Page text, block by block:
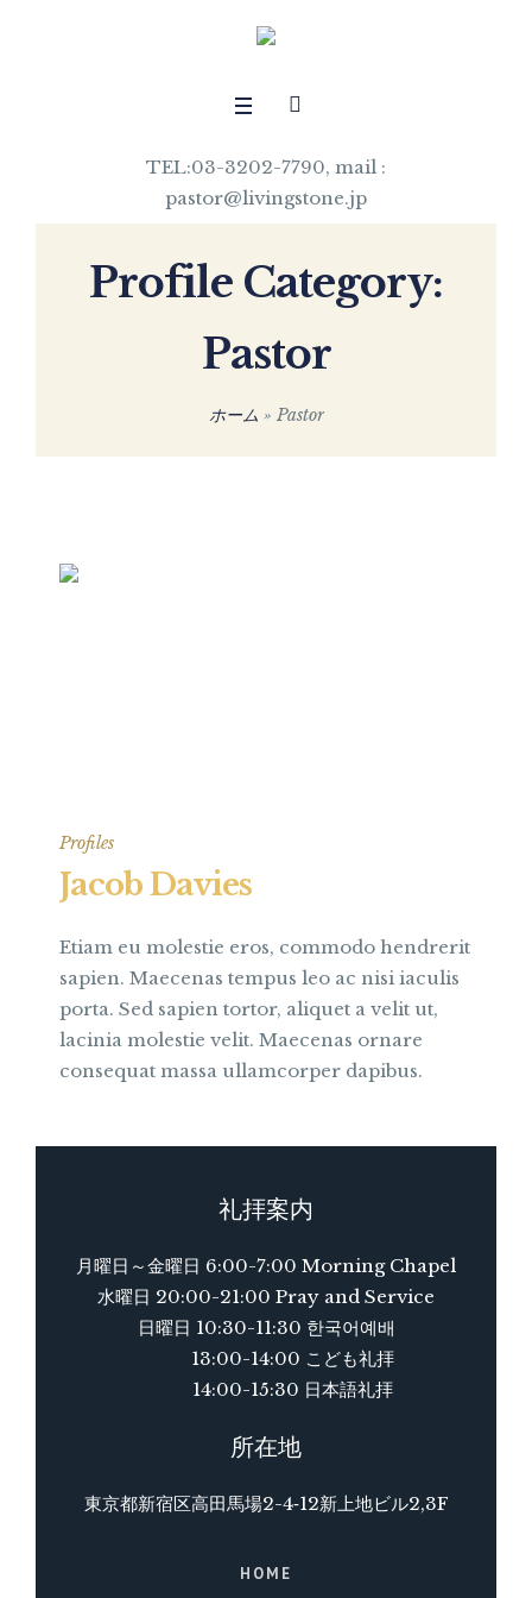
TEL:03-3202-7790, mail :
pastor@livingstone.jp
Profile Category:
Pastor
ホーム » Pastor
Profiles
Jacob Davies
Etiam eu molestie eros, commodo hendrerit
sapien. Maecenas tempus leo ac nisi iaculis
porta. Sed sapien tortor, aliquet a velit ut,
lacinia molestie velit. Maecenas ornare
consequat massa ullamcorper dapibus.
礼拝案内
月曜日～金曜日 6:00-7:00 Morning Chapel
水曜日 20:00-21:00 Pray and Service
日曜日 10:30-11:30 한국어예배
13:00-14:00 こども礼拝
14:00-15:30 日本語礼拝
所在地
東京都新宿区高田馬場2-4‐12新上地ビル2,3F
HOME